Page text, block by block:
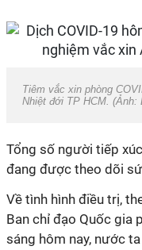
Tiêm vắc xin phòng
Nhiệt đới TP HCM. (Ảnh:
Tổng số người tiếp
đang được theo dõi
Về tình hình điều trị,
Ban chỉ đạo Quốc gia
sáng hôm nay, nước